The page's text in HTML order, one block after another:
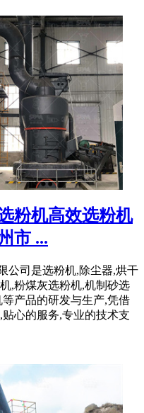
粉机高效选粉机
市 ...
公司是选粉机,除尘器,烘干
,粉煤灰选粉机,机制砂选
产品的研发与生产,凭借
心的服务,专业的技术支